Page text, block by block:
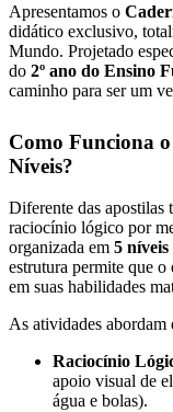
Apresentamos o
didático exclusivo,
Mundo. Projetado
do 2º ano do Ensino
caminho para ser um
Como Funciona
Níveis?
Diferente das apostilas
raciocínio lógico por
organizada em 5
estrutura permite que o
em suas habilidades
As atividades abordam
Raciocínio
apoio visual de
água e bolas).